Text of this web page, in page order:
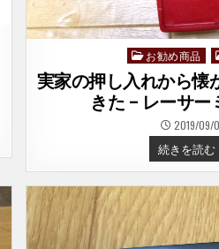
Posted
in
お勧め商品
実家の押し入れから懐
きた – レーサー
2019/09/
続きを読む